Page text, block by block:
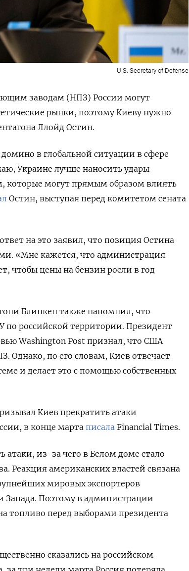
U.S. Secretary of Defense
заводам (НПЗ) России могут
рынки, поэтому Киеву нужно
Ллойд Остин.
в глобальной ситуации в сфере
Украине лучше наносить удары
которые могут прямым образом влиять
Остин, выступая перед комитетом сената
на это заявил, что позиция Остина
«Мне кажется, что администрация
чтобы цены на бензин росли в год
Блинкен также напомнил, что
российской территории. Президент
Washington Post признал, что США
Однако, по его словам, Киев отвечает
и делает это с помощью собственных
Киев прекратить атаки
в конце марта писала Financial Times.
из-за чего в Белом доме стало
Реакция американских властей связана
мировых экспортеров
Запада. Поэтому в администрации
топливо перед выборами президента
сказались на российском